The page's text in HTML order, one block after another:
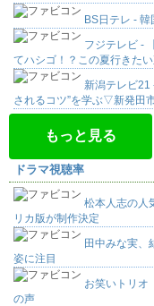
BS日テレ -
フジテレビ -
てハシゴ！？この夏行きた
新潟テレビ
されるコツ”を学ぶ▽新発田
もっと見る
ドラマ視聴率
松本人志の人
リカ版が制作決定
田中みな実、
姿に注目
お笑いトリオ
の声